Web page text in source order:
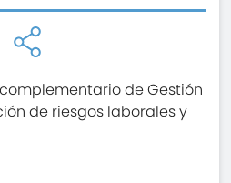
de Gestión
de riesgos laborales y